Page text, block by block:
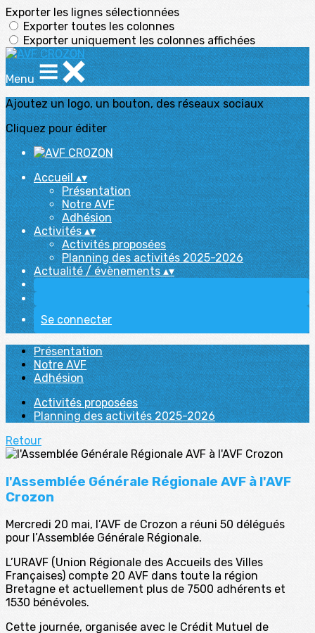
Exporter les lignes sélectionnées
Exporter toutes les colonnes
Exporter uniquement les colonnes affichées
Menu
Ajoutez un logo, un bouton, des réseaux sociaux
Cliquez pour éditer
Accueil▴▾
Présentation
Notre AVF
Adhésion
Activités▴▾
Activités proposées
Planning des activités 2025-2026
Actualité / évènements▴▾
Se connecter
Présentation
Notre AVF
Adhésion
Activités proposées
Planning des activités 2025-2026
Retour
l'Assemblée Générale Régionale AVF à l'AVF
Crozon
Mercredi 20 mai, l’AVF de Crozon a réuni 50 délégués
pour l’Assemblée Générale Régionale.
L’URAVF (Union Régionale des Accueils des Villes
Françaises) compte 20 AVF dans toute la région
Bretagne et actuellement plus de 7500 adhérents et
1530 bénévoles.
Cette journée, organisée avec le Crédit Mutuel de